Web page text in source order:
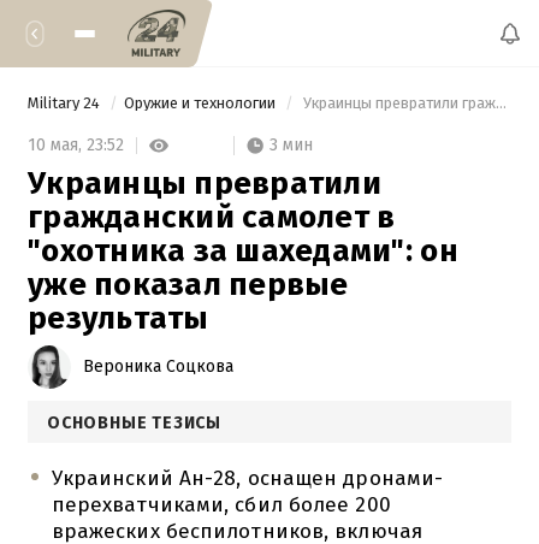
Military 24 Оружие и технологии Украинцы превратили гражданский самолет в "охотника за шахедами": он уже показал первые результаты
10 мая, 23:52 3 мин
Украинцы превратили
гражданский самолет в
"охотника за шахедами": он
уже показал первые
результаты
Вероника Соцкова
ОСНОВНЫЕ ТЕЗИСЫ
Украинский Ан-28, оснащен дронами-
перехватчиками, сбил более 200
вражеских беспилотников, включая